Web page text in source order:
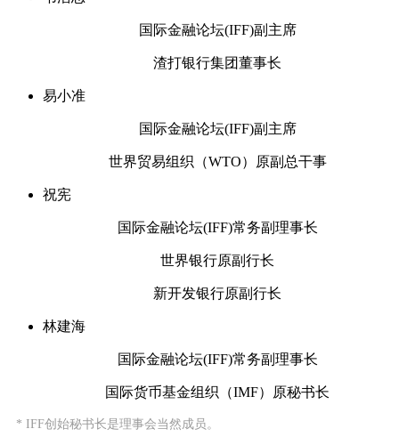
国际金融论坛(IFF)副主席
渣打银行集团董事长
易小准
国际金融论坛(IFF)副主席
世界贸易组织（WTO）原副总干事
祝宪
国际金融论坛(IFF)常务副理事长
世界银行原副行长
新开发银行原副行长
林建海
国际金融论坛(IFF)常务副理事长
国际货币基金组织（IMF）原秘书长
* IFF创始秘书长是理事会当然成员。